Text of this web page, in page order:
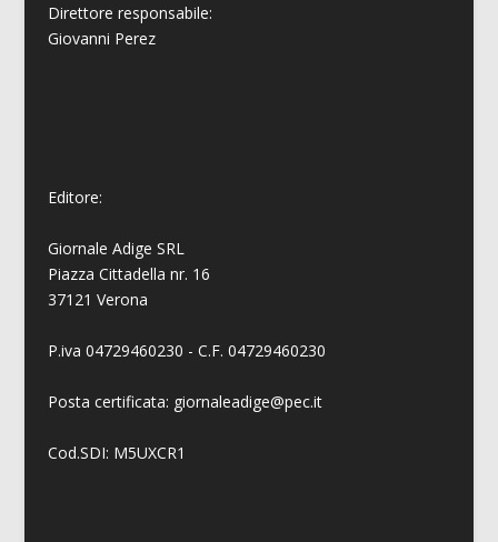
Direttore responsabile:
Giovanni Perez
Editore:
Giornale Adige SRL
Piazza Cittadella nr. 16
37121 Verona
P.iva 04729460230 - C.F. 04729460230
Posta certificata: giornaleadige@pec.it
Cod.SDI: M5UXCR1